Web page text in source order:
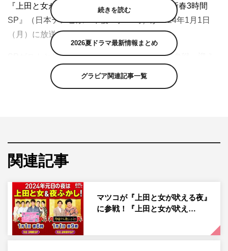
『上田と女が吠える夜 笑う女には福来る！新春3時間
SP』（日本テレビ系 午後6時～9時）が2024年1月1日
（月）に放送される。
SPゲストとしてマツコ・デラックスがついに参戦。迎え
撃つ最強女子軍団は、正月ぐらいダラダラしたいズボラ女
VS正月でも一切手を抜かない几帳面女たち。浅田舞、あ
若槻千夏（50音順）ら、マツコと日頃から交流のあるメン
バーや、マツコに会うことを夢見てきた者、この日のため
に帰国した者まで…強烈な個性がぶつかり合う。
マツコを前に「一番会いたい人だった」と思いを伝えるあ
のだが、「銅像みたいでカッコいいから」と独特な告白
で、マツコは「正解が分からない」と早々にリアクション
に困惑。そんなマツコに「一緒に餅つきがしたい」とお願
続きを読む
2026夏ドラマ最新情報まとめ
グラビア関連記事一覧
関連記事
マツコが『上田と女が吠える夜』
に参戦！『上田と女が吠え…